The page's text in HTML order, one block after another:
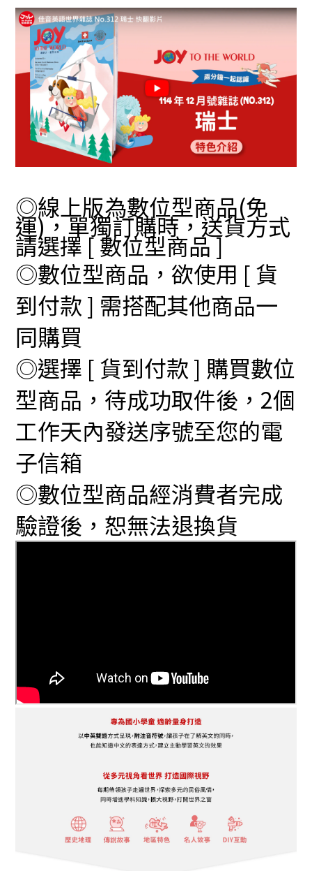
◎線上版為數位型商品(免
運)，單獨訂購時，送貨方式
請選擇 [ 數位型商品 ]
◎數位型商品，欲使用 [ 貨
到付款 ] 需搭配其他商品一
同購買
◎選擇 [ 貨到付款 ] 購買數位
型商品，待成功取件後，2個
工作天內發送序號至您的電
子信箱
◎數位型商品經消費者完成
驗證後，恕無法退換貨